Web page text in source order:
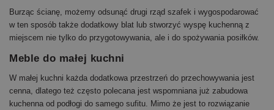
Burząc ścianę, możemy odsunąć drugi rząd szafek i wygospodarować
w ten sposób także dodatkowy blat lub stworzyć wyspę kuchenną z
miejscem nie tylko do przygotowywania, ale i do spożywania posiłków.
Meble do małej kuchni
W małej kuchni każda dodatkowa przestrzeń do przechowywania jest
cenna, dlatego też często polecana jest wspomniana już zabudowa
kuchenna od podłogi do samego sufitu. Mimo że jest to rozwiązanie